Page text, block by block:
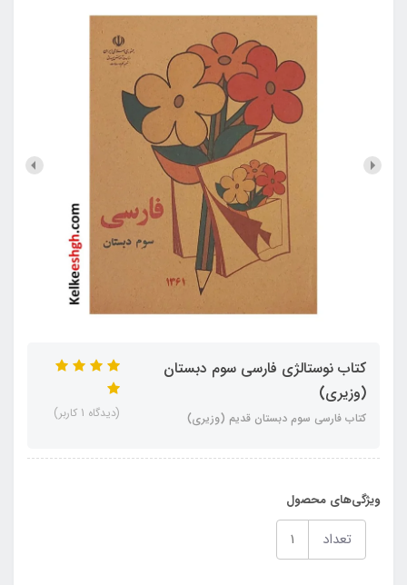
کتاب نوستالژی فارسی سوم دبستان
(وزیری)
کتاب فارسی سوم دبستان قدیم (وزیری) (دیدگاه 1 کاربر)
ویژگی‌های محصول
تعداد